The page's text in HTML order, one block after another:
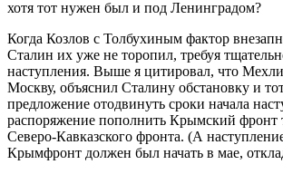
хотя тот нужен был и под Ленинградом?
Когда Козлов с Толбухиным фактор
Сталин их уже не торопил, требуя
наступления. Выше я цитировал, что
Москву, объяснил Сталину обстановку и
предложение отодвинуть сроки начала
распоряжение пополнить Крымский фронт
Северо-Кавказского фронта. (А
Крымфронт должен был начать в мае,